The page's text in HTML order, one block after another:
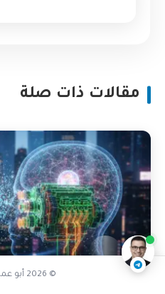
مقالات ذات صلة
ماذا يميز البروفايل الجذاب
ناقشنا على تليجرام@AbuOmarTech_bot
© 2026 أبو عمر. جميع الحقوق محفوظة.